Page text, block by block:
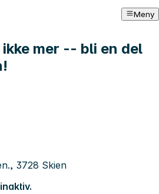
Meny
mer -- bli en del
3728 Skien